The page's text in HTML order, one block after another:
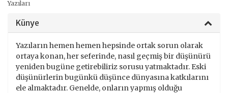
Yazıları
Künye
Yazıların hemen hemen hepsinde ortak sorun olarak
ortaya konan, her seferinde, nasıl geçmiş bir düşünürü
yeniden bugüne getirebiliriz sorusu yatmaktadır. Eski
düşünürlerin bugünkü düşünce dünyasına katkılarını
ele almaktadır. Genelde, onların yapmış olduğu